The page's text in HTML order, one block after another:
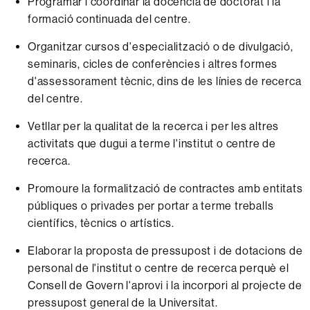
formació continuada del centre.
Organitzar cursos d'especialització o de divulgació,
seminaris, cicles de conferències i altres formes
d'assessorament tècnic, dins de les línies de recerca
del centre.
Vetllar per la qualitat de la recerca i per les altres
activitats que dugui a terme l'institut o centre de
recerca.
Promoure la formalització de contractes amb entitats
públiques o privades per portar a terme treballs
científics, tècnics o artístics.
Elaborar la proposta de pressupost i de dotacions de
personal de l'institut o centre de recerca perquè el
Consell de Govern l'aprovi i la incorpori al projecte de
pressupost general de la Universitat.